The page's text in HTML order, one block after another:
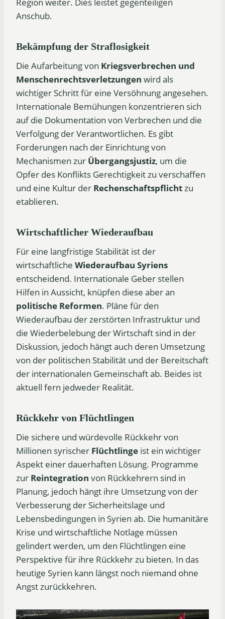
Region weiter. Dies leistet gegenteiligen
Anschub.
Bekämpfung der Straflosigkeit
Die Aufarbeitung von Kriegsverbrechen und
Menschenrechtsverletzungen wird als
wichtiger Schritt für eine Versöhnung angesehen.
Internationale Bemühungen konzentrieren sich
auf die Dokumentation von Verbrechen und die
Verfolgung der Verantwortlichen. Es gibt
Forderungen nach der Einrichtung von
Mechanismen zur Übergangsjustiz, um die
Opfer des Konflikts Gerechtigkeit zu verschaffen
und eine Kultur der Rechenschaftspflichtzu
etablieren.
Wirtschaftlicher Wiederaufbau
Für eine langfristige Stabilität ist der
wirtschaftliche Wiederaufbau Syriens
entscheidend. Internationale Geber stellen
Hilfen in Aussicht, knüpfen diese aber an
politische Reformen. Pläne für den
Wiederaufbau der zerstörten Infrastruktur und
die Wiederbelebung der Wirtschaft sind in der
Diskussion, jedoch hängt auch deren Umsetzung
von der politischen Stabilität und der Bereitschaft
der internationalen Gemeinschaft ab. Beides ist
aktuell fern jedweder Realität.
Rückkehr von Flüchtlingen
Die sichere und würdevolle Rückkehr von
Millionen syrischer Flüchtlinge ist ein wichtiger
Aspekt einer dauerhaften Lösung. Programme
zur Reintegration von Rückkehrern sind in
Planung, jedoch hängt ihre Umsetzung von der
Verbesserung der Sicherheitslage und
Lebensbedingungen in Syrien ab. Die humanitäre
Krise und wirtschaftliche Notlage müssen
gelindert werden, um den Flüchtlingen eine
Perspektive für ihre Rückkehr zu bieten. In das
heutige Syrien kann längst noch niemand ohne
Angst zurückkehren.